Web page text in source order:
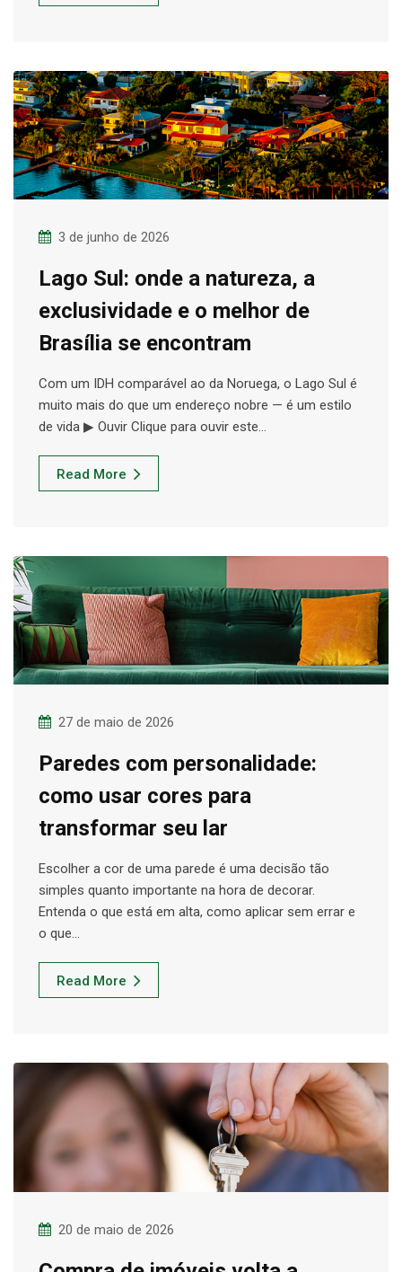
3 de junho de 2026
Lago Sul: onde a natureza, a
exclusividade e o melhor de
Brasília se encontram
Com um IDH comparável ao da Noruega, o Lago Sul é
muito mais do que um endereço nobre — é um estilo
de vida ▶ Ouvir Clique para ouvir este…
Read More
27 de maio de 2026
Paredes com personalidade:
como usar cores para
transformar seu lar
Escolher a cor de uma parede é uma decisão tão
simples quanto importante na hora de decorar.
Entenda o que está em alta, como aplicar sem errar e
o que…
Read More
20 de maio de 2026